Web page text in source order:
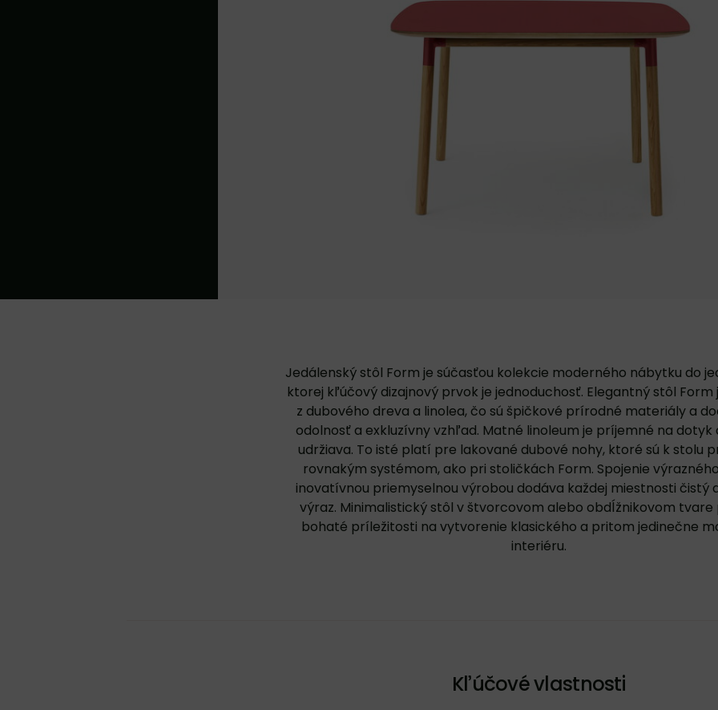
Jedálenský stôl Form je súčasťou kolekcie moderného nábytku do
ktorej kľúčový dizajnový prvok je jednoduchosť. Elegantný stôl
z dubového dreva a linolea, čo sú špičkové prírodné materiály a
odolnosť a exkluzívny vzhľad. Matné linoleum je príjemné na dotyk
udržiava. To isté platí pre lakované dubové nohy, ktoré sú k stolu
rovnakým systémom, ako pri stoličkách Form. Spojenie
inovatívnou priemyselnou výrobou dodáva každej miestnosti čistý
výraz. Minimalistický stôl v štvorcovom alebo obdĺžnikovom tvare
bohaté príležitosti na vytvorenie klasického a pritom jedinečne
interiéru.
Kľúčové vlastnosti